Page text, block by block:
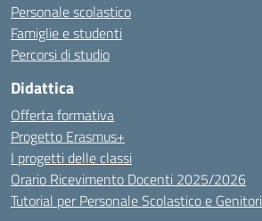
Personale scolastico
Famiglie e studenti
Percorsi di studio
Didattica
Offerta formativa
Progetto Erasmus+
I progetti delle classi
Orario Ricevimento Docenti 2025/2026
Tutorial per Personale Scolastico e Genitori